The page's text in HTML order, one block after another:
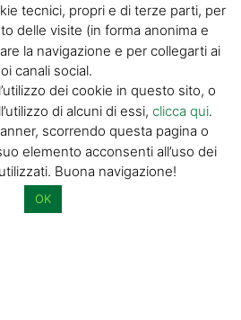
- GLI STRUMENTI DELLA
PER GIACOMO
tecnici, propri e di terze parti, per
delle visite (in forma anonima e
la navigazione e per collegarti ai
canali social.
dei cookie in questo sito, o
di alcuni di essi, clicca qui.
scorrendo questa pagina o
elemento acconsenti all’uso dei
Buona navigazione!
OK